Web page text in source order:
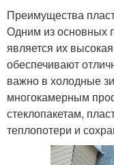
Преимущества
Одним из основных
является их
обеспечивают
важно в холодные
многокамерным
стеклопакетам,
теплопотери и